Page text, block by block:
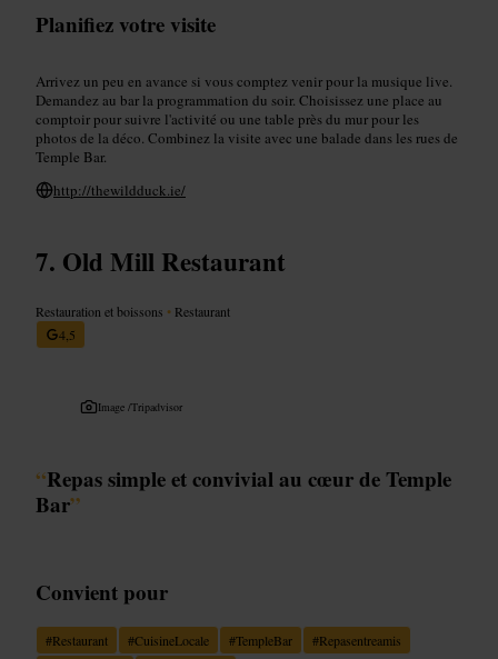
Planifiez votre visite
Arrivez un peu en avance si vous comptez venir pour la musique live.
Demandez au bar la programmation du soir. Choisissez une place au
comptoir pour suivre l'activité ou une table près du mur pour les
photos de la déco. Combinez la visite avec une balade dans les rues de
Temple Bar.
http://thewildduck.ie/
Old Mill Restaurant
Restauration et boissons • Restaurant
4,5
Image /Tripadvisor
“Repas simple et convivial au cœur de Temple
Bar”
Convient pour
#Restaurant #CuisineLocale #TempleBar #Repasentreamis